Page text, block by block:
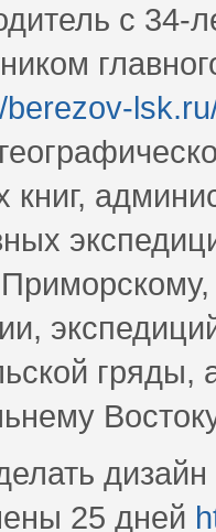
с
berezov-
книг,
гряды,
дизайн
25 дней